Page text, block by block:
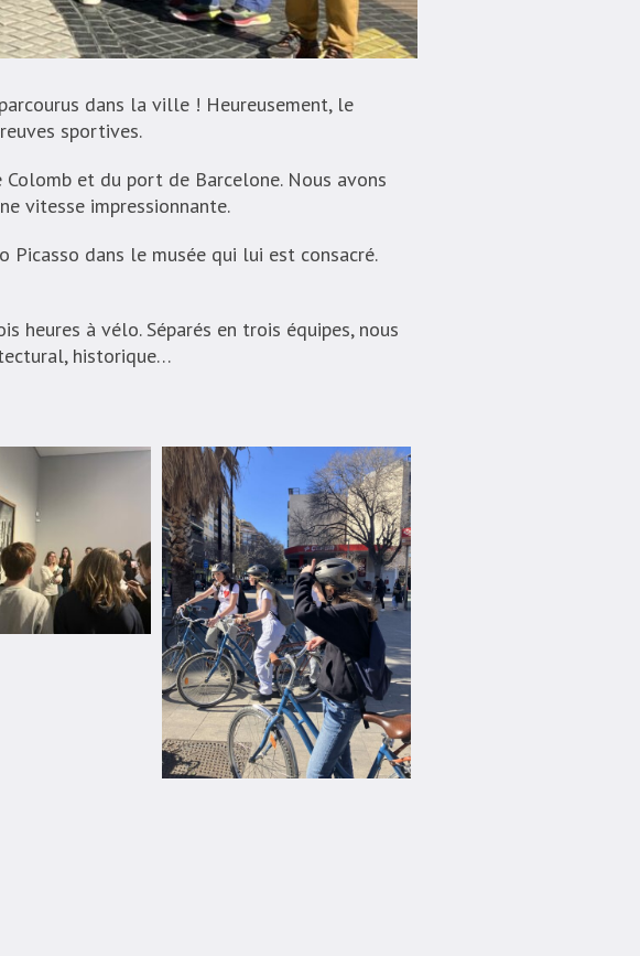
dans la ville ! Heureusement, le
sportives.
et du port de Barcelone. Nous avons
vitesse impressionnante.
dans le musée qui lui est consacré.
heures à vélo. Séparés en trois équipes, nous
historique…